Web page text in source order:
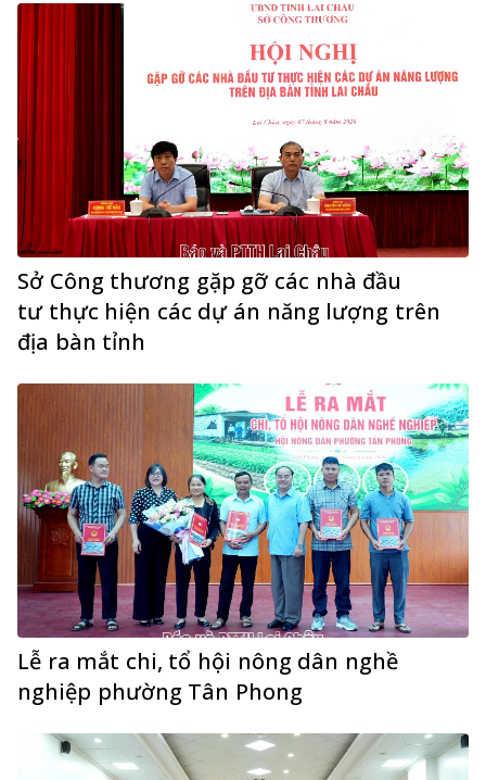
Sở Công thương gặp gỡ các nhà đầu
tư thực hiện các dự án năng lượng trên
địa bàn tỉnh
Lễ ra mắt chi, tổ hội nông dân nghề
nghiệp phường Tân Phong